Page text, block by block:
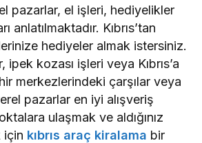
pazarlar, el işleri, hediyelikler
anlatılmaktadır. Kıbrıs’tan
hediyeler almak istersiniz.
ipek kozası işleri veya Kıbrıs’a
merkezlerindeki çarşılar veya
pazarlar en iyi alışveriş
ulaşmak ve aldığınız
için kıbrıs araç kiralama bir